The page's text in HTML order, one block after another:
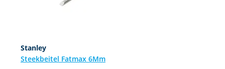
Stanley
Steekbeitel Fatmax 6Mm